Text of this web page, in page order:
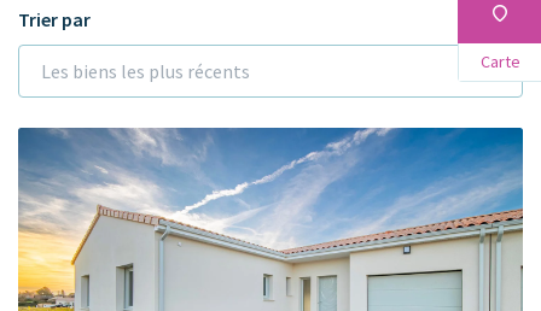
Carte
Trier par
Les biens les plus récents